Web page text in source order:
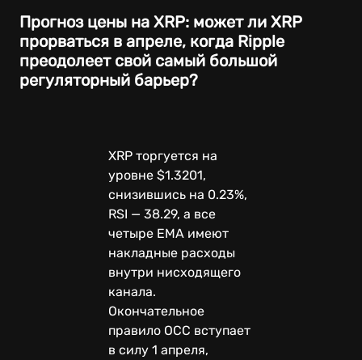
Прогноз цены на XRP: может ли XRP
прорваться в апреле, когда Ripple
преодолеет свой самый большой
регуляторный барьер?
XRP торгуется на
уровне $1.3201,
снизившись на 0.23%,
RSI — 38.29, а все
четыре EMA имеют
накладные расходы
внутри нисходящего
канала.
Окончательное
правило OCC вступает
в силу 1 апреля,